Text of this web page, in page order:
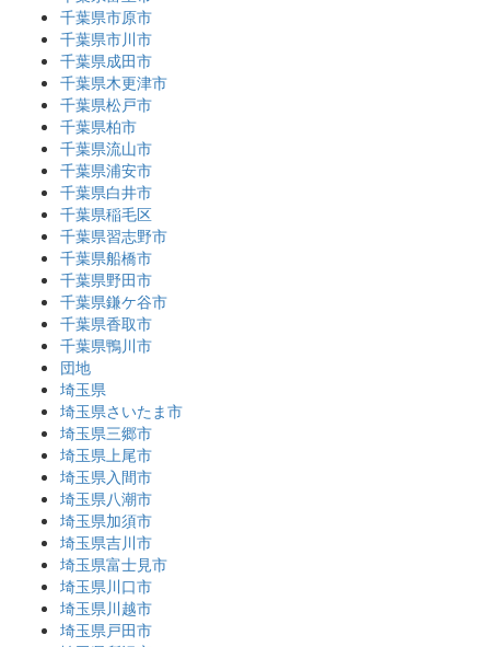
千葉県市原市
千葉県市川市
千葉県成田市
千葉県木更津市
千葉県松戸市
千葉県柏市
千葉県流山市
千葉県浦安市
千葉県白井市
千葉県稲毛区
千葉県習志野市
千葉県船橋市
千葉県野田市
千葉県鎌ケ谷市
千葉県香取市
千葉県鴨川市
団地
埼玉県
埼玉県さいたま市
埼玉県三郷市
埼玉県上尾市
埼玉県入間市
埼玉県八潮市
埼玉県加須市
埼玉県吉川市
埼玉県富士見市
埼玉県川口市
埼玉県川越市
埼玉県戸田市